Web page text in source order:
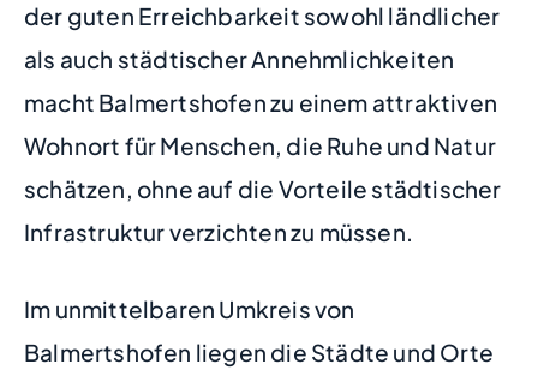
der guten Erreichbarkeit sowohl ländlicher
als auch städtischer Annehmlichkeiten
macht Balmertshofen zu einem attraktiven
Wohnort für Menschen, die Ruhe und Natur
schätzen, ohne auf die Vorteile städtischer
Infrastruktur verzichten zu müssen.
Im unmittelbaren Umkreis von
Balmertshofen liegen die Städte und Orte